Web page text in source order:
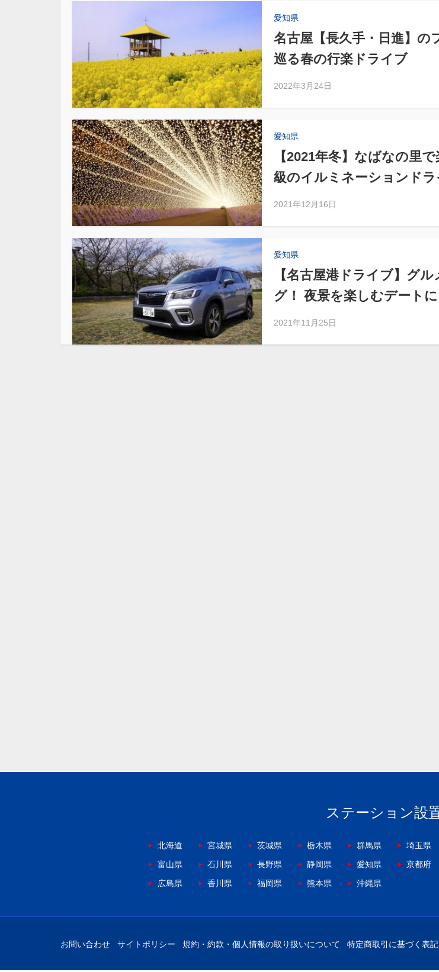
愛知県
名古屋【長久手・日進】の
巡る春の行楽ドライブ
2022年3月24日
愛知県
【2021年冬】なばなの里
級のイルミネーションド
2021年12月16日
愛知県
【名古屋港ドライブ】グ
グ！ 夜景を楽しむデート
2021年11月25日
ステーション設
北海道 宮城県 茨城県 栃木県 群馬県 埼玉県
富山県
石川県 長野県 静岡県 愛知県 京都府
広島県
香川県 福岡県 熊本県 沖縄県
お問い合わせ サイトポリシー 規約・約款・個人情報の取り扱いについて 特定商取引に基づく表記